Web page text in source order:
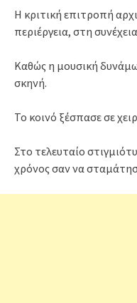
Η κριτική επιτροπή
περιέργεια, στη
Καθώς η μουσική
σκηνή.
Το κοινό ξέσπασε σε
Στο τελευταίο
χρόνος σαν να